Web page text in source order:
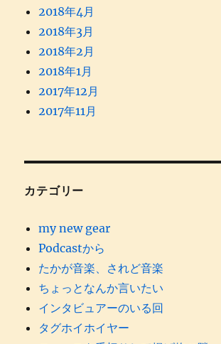
2018年4月
2018年3月
2018年2月
2018年1月
2017年12月
2017年11月
カテゴリー
my new gear
Podcastから
たかが音楽、されど音楽
ちょっとなんか言いたい
インタビュアーのいる回
タグホイホイヤー